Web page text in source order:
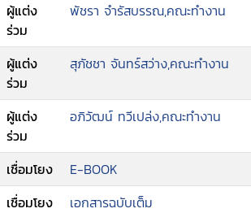
ผู้แต่ง
ร่วม
พัชรา จำรัสบรรณ,คณะทำงาน
ผู้แต่ง
ร่วม
สุภัชชา จันทร์สว่าง,คณะทำงาน
ผู้แต่ง
ร่วม
อภิวัฒน์ ทวีเปล่ง,คณะทำงาน
เชื่อมโยง
E-BOOK
เชื่อมโยง
เอกสารฉบับเต็ม